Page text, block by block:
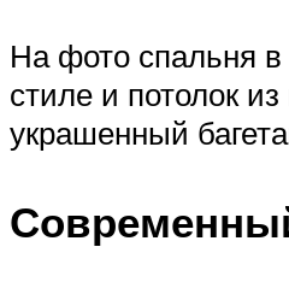
На фото спальня в
стиле и потолок из
украшенный